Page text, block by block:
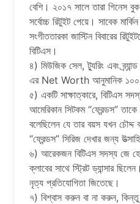
বেশি। ২০১৭ সালে তারা গিনেস
সর্বোচ্চ রিটুইট পেয়ে। সাবেক
সংগীততারকা জাস্টিন বিবারের
বিটিএস।
৪) মিউজিক সেল, ট্যুরিং এবং ব্র্যান্ড
এর Net Worth আনুমানিক ১০০
৫) একটি সাক্ষাত্কারে, বিটিএস
আমেরিকান সিটকম “ফ্রেন্ডস”
বলেছিলেন যে তার বয়স যখন চৌদ্দ
“ফ্রেন্ডস” সিরিজ দেখার জন্য
৬) আরেকজন বিটিএস সদস্য জে
ক্লাবের সাথে স্ট্রিট ড্যান্সার
নৃত্য প্রতিযোগিতা জিতেছে।
৭) বিশ্বাস করুন বা না করুন,